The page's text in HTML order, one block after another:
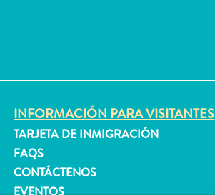
INFORMACIÓN PARA VISITANTES
TARJETA DE INMIGRACIÓN
FAQS
CONTÁCTENOS